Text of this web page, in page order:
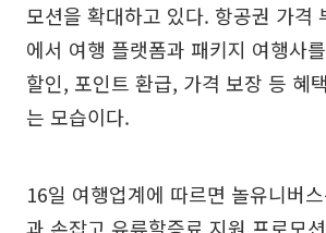
모션을 확대하고 있다. 항공권 가격
에서 여행 플랫폼과 패키지 여행사
할인, 포인트 환급, 가격 보장 등 혜
는 모습이다.
16일 여행업계에 따르면 놀유니버